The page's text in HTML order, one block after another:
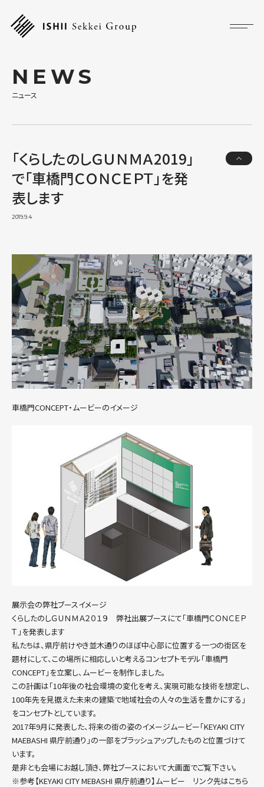
プロジェクト
フォーカス
サービス
企業情報
採用情報
ニュース
お問い合わせ
プライバシーポリシー
NEWS
ニュース
「くらしたのしＧＵＮＭＡ2019」
で「車橋門ＣＯＮＣＥＰＴ」を発
表します
2019.9.4
発表します 私たちは、県庁前けやき並木通りのほぼ中心部に位置する一
つの街区を題材にして、この場所に相応しいと考える...
車橋門CONCEPT・ムービーのイメージ
展示会の弊社ブースイメージ
くらしたのしＧＵＮＭＡ２０１９ 弊社出展ブースにて「車橋門ＣＯＮＣＥＰ
Ｔ」を発表します
私たちは、県庁前けやき並木通りのほぼ中心部に位置する一つの街区を
題材にして、この場所に相応しいと考えるコンセプトモデル「車橋門
CONCEPT」を立案し、ムービーを制作しました。
この計画は「10年後の社会環境の変化を考え、実現可能な技術を想定し、
100年先を見据えた未来の建築で地域社会の人々の生活を豊かにする」
をコンセプトとしています。
2017年9月に発表した、将来の街の姿のイメージムービー「KEYAKI CITY
MAEBASHI 県庁前通り」の一部をブラッシュアップしたものと位置づけて
います。
是非とも会場にお越し頂き、弊社ブースにおいて大画面でご覧下さい。
※参考【KEYAKI CITY MEBASHI 県庁前通り】ムービー リンク先はこちら